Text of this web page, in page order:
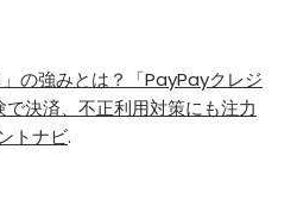
」の強みとは？「PayPayクレジ
決済、不正利用対策にも注力
トナビ.